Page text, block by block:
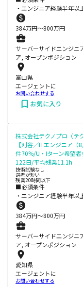
・エンジニア経験半年
384万円〜800万円
サーバーサイドエンジニ
ア, オープンポジション
富山県
エージェントに
お問い合わせする
お気に入り
株式会社テクノプロ（テ
【刈谷／ITエンジニア
件70%/U・Iターン希望
122日/平均残業11.1h
技術試験なし
選考が短い
残業20時間以下
■必須条件
・エンジニア経験半年
384万円〜800万円
サーバーサイドエンジニ
ア, オープンポジション
愛知県
エージェントに
お問い合わせする